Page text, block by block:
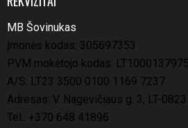
MB Šovinukas
Įmonės kodas: 305697353
PVM mokėtojo kodas:
A/S: LT23 3500 0100 1169 7237
Adresas: V. Nagevičiaus g. 3, LT-
Tel.: +370 648 41896